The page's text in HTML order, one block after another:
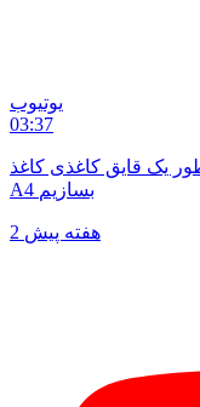
یوتیوب
03:37
یک قایق کاغذی کاغذ
A4 بسازیم
2 هفته پیش